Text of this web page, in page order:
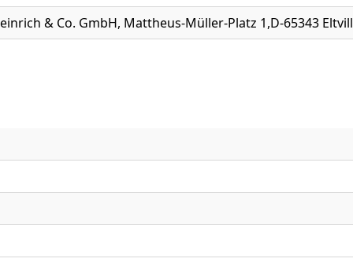
& Co. GmbH, Mattheus-Müller-Platz 1,D-65343